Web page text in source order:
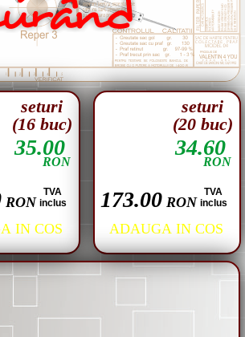
35.00
RON
RON
TVA
inclus
seturi
(16 buc)
34.60
RON
173.00RON
TVA
inclus
seturi
(20 buc)